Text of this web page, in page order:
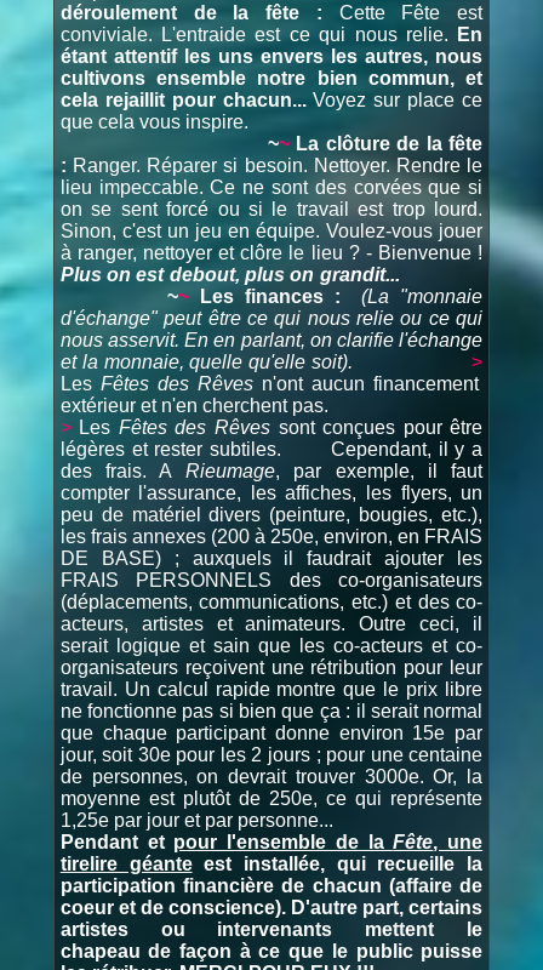
déroulement de la fête : Cette Fête est
conviviale. L'entraide est ce qui nous relie.
En
étant attentif les uns envers les autres, nous
cultivons ensemble notre bien commun, et
cela rejaillit pour chacun...Voyez sur place ce
que cela vous inspire.
~~La clôture de la fête
: Ranger. Réparer si besoin. Nettoyer. Rendre le
lieu impeccable. Ce ne sont des corvées que si
on se sent forcé ou si le travail est trop lourd.
Sinon, c'est un jeu en équipe. Voulez-vous jouer
à ranger, nettoyer et clôre le lieu ? - Bienvenue !
Plus on est debout, plus on grandit...
~~ Les finances :(La "monnaie
d'échange" peut être ce qui nous relie ou ce qui
nous asservit. En en parlant, on clarifie l'échange
et la monnaie, quelle qu'elle soit).
>
Les Fêtes des Rêves n'ont aucun financement
extérieur et n'en cherchent pas.
>Les Fêtes des Rêves sont conçues pour être
légères et rester subtiles.
Cependant, il y a
des frais. A Rieumage, par exemple, il faut
compter l'assurance, les affiches, les flyers, un
peu de matériel divers (peinture, bougies, etc.),
les frais annexes (200 à 250e, environ, en FRAIS
DE BASE) ; auxquels il faudrait ajouter les
FRAIS PERSONNELS des co-organisateurs
(déplacements, communications, etc.) et des co-
acteurs, artistes et animateurs. Outre ceci, il
serait logique et sain que les co-acteurs et co-
organisateurs reçoivent une rétribution pour leur
travail. Un calcul rapide montre que le prix libre
ne fonctionne pas si bien que ça : il serait normal
que chaque participant donne environ 15e par
jour, soit 30e pour les 2 jours ; pour une centaine
de personnes, on devrait trouver 3000e. Or, la
moyenne est plutôt de 250e, ce qui représente
1,25e par jour et par personne...
Pendant et pour l'ensemble de laFête, une
tirelire géante est installée, qui recueille la
participation financière de chacun (affaire de
coeur et de conscience). D'autre part, certains
artistes ou intervenants mettent le
chapeau de façon à ce que le public puisse